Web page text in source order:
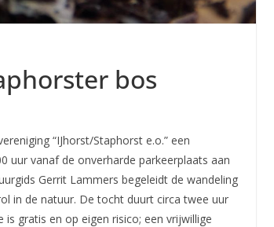
bos
“IJhorst/Staphorst e.o.” een
uur vanaf de onverharde parkeerplaats aan
Gerrit Lammers begeleidt de wandeling
in de natuur. De tocht duurt circa twee uur
gratis en op eigen risico; een vrijwillige